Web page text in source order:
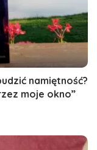
namiętność?
moje okno”